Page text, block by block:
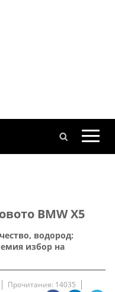
BMW X5
водород:
избор на
Прочитания: 14035